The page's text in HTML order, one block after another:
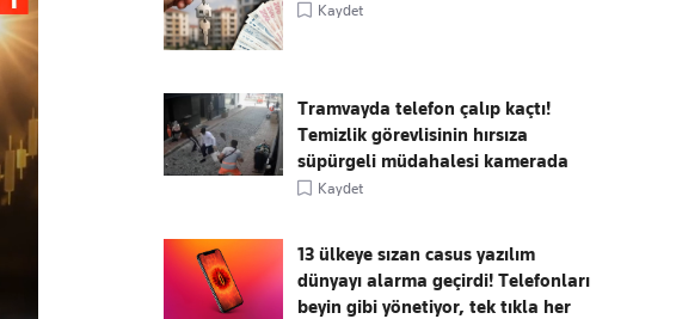
Kaydet
Tramvayda telefon çalıp kaçtı!
Temizlik görevlisinin hırsıza
süpürgeli müdahalesi kamerada
Kaydet
13 ülkeye sızan casus yazılım
dünyayı alarma geçirdi! Telefonları
beyin gibi yönetiyor, tek tıkla her